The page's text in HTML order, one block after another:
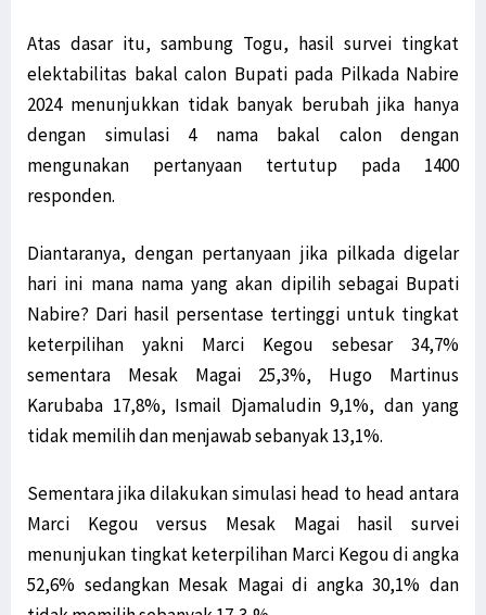
Atas dasar itu, sambung Togu, hasil survei tingkat
elektabilitas bakal calon Bupati pada Pilkada Nabire
2024 menunjukkan tidak banyak berubah jika hanya
dengan simulasi 4 nama bakal calon dengan
mengunakan pertanyaan tertutup pada 1400
responden.
Diantaranya, dengan pertanyaan jika pilkada digelar
hari ini mana nama yang akan dipilih sebagai Bupati
Nabire? Dari hasil persentase tertinggi untuk tingkat
keterpilihan yakni Marci Kegou sebesar 34,7%
sementara Mesak Magai 25,3%, Hugo Martinus
Karubaba 17,8%, Ismail Djamaludin 9,1%, dan yang
tidak memilih dan menjawab sebanyak 13,1%.
Sementara jika dilakukan simulasi head to head antara
Marci Kegou versus Mesak Magai hasil survei
menunjukan tingkat keterpilihan Marci Kegou di angka
52,6% sedangkan Mesak Magai di angka 30,1% dan